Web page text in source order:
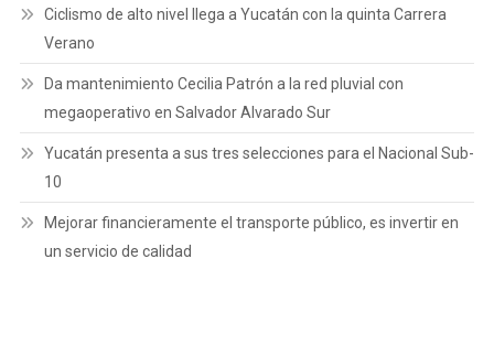
Ciclismo de alto nivel llega a Yucatán con la quinta Carrera
Verano
Da mantenimiento Cecilia Patrón a la red pluvial con
megaoperativo en Salvador Alvarado Sur
Yucatán presenta a sus tres selecciones para el Nacional Sub-
10
Mejorar financieramente el transporte público, es invertir en
un servicio de calidad